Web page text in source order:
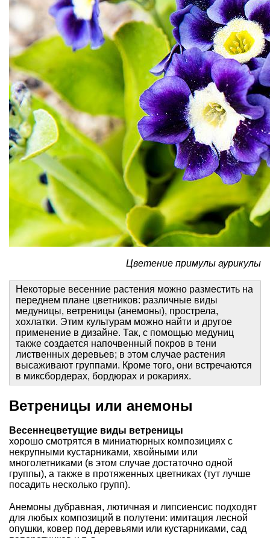
Цветение примулы аурикулы
Некоторые весенние растения можно разместить на
переднем плане цветников: различные виды
медуницы, ветреницы (анемоны), прострела,
хохлатки. Этим культурам можно найти и другое
применение в дизайне. Так, с помощью медуниц
также создается напочвенный покров в тени
лиственных деревьев; в этом случае растения
высаживают группами. Кроме того, они встречаются
в миксбордерах, бордюрах и рокариях.
Ветреницы или анемоны
Весеннецветущие виды ветреницы
хорошо смотрятся в миниатюрных композициях с
некрупными кустарниками, хвойными или
многолетниками (в этом случае достаточно одной
группы), а также в протяженных цветниках (тут лучше
посадить несколько групп).
Анемоны дубравная, лютичная и липсиенсис подходят
для любых композиций в полутени: имитация лесной
опушки, ковер под деревьями или кустарниками, сад